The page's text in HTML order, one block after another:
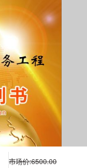
市场价:6500.00